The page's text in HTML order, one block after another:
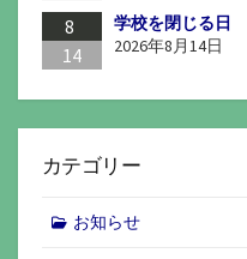
8
14
学校を閉じる日
2026年8月14日
カテゴリー
お知らせ